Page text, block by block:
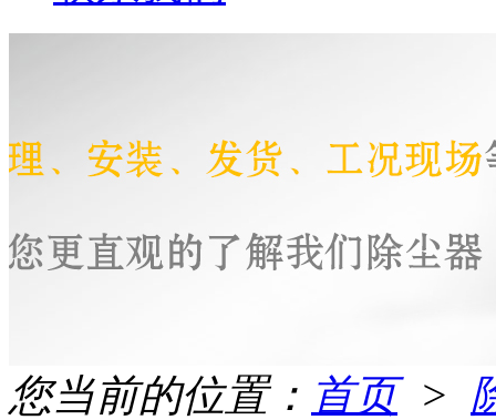
您当前的位置： 首页>